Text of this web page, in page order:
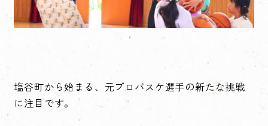
塩谷町から始まる、元プロバスケ選手の新たな挑戦
に注目です。